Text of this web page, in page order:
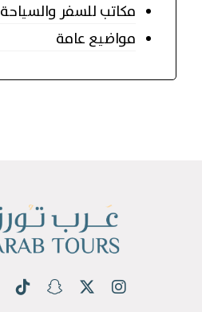
مكاتب للسفر والسياحة
مواضيع عامة